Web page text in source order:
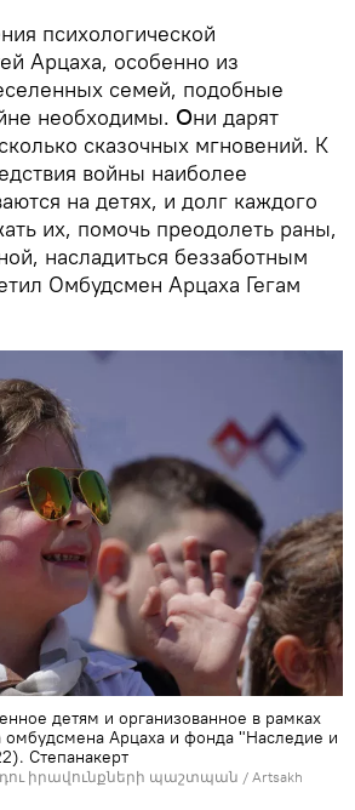
психологической
Арцаха, особенно из
семей, подобные
необходимы․ Օни дарят
сказочных мгновений. К
войны наиболее
на детях, и долг каждого
их, помочь преодолеть раны,
насладиться беззаботным
Омбудсмен Арцаха Гегам
детям и организованное в рамках
омбудсмена Арцаха и фонда "Наследие и
Степанакерт
իրավունքների պաշտպան / Artsakh